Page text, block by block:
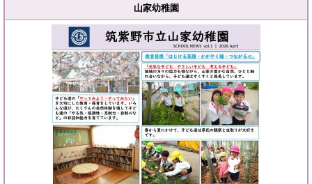
山家幼稚園